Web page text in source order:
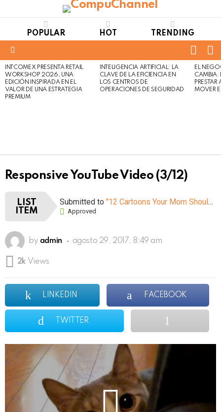
POPULAR HOT TRENDING
LATEST
STORIES
INTCOMEX PRESENTA RETAIL
WORKSHOP 2026, UNA
EDICIÓN INSPIRADA EN EL
VALOR DE UNA ESTRATEGIA
PREMIUM
INTELIGENCIA ARTIFICIAL: LA
CLAVE DE LA EFICIENCIA EN
LOS CENTROS DE
OPERACIONES DE SEGURIDAD
EL
CAMBIA:
MOVER
Responsive YouTube Video (3/12)
LIST
ITEM
Submitted to"12 Cartoons Your Mom Shouldn’t Let You Watch When You Were Young"
Approved
by admin agosto 29, 2017, 8:49 am
2k Views
LINKEDIN FACEBOOK
TWITTER